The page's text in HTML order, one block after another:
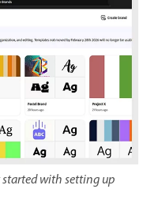
started with setting up